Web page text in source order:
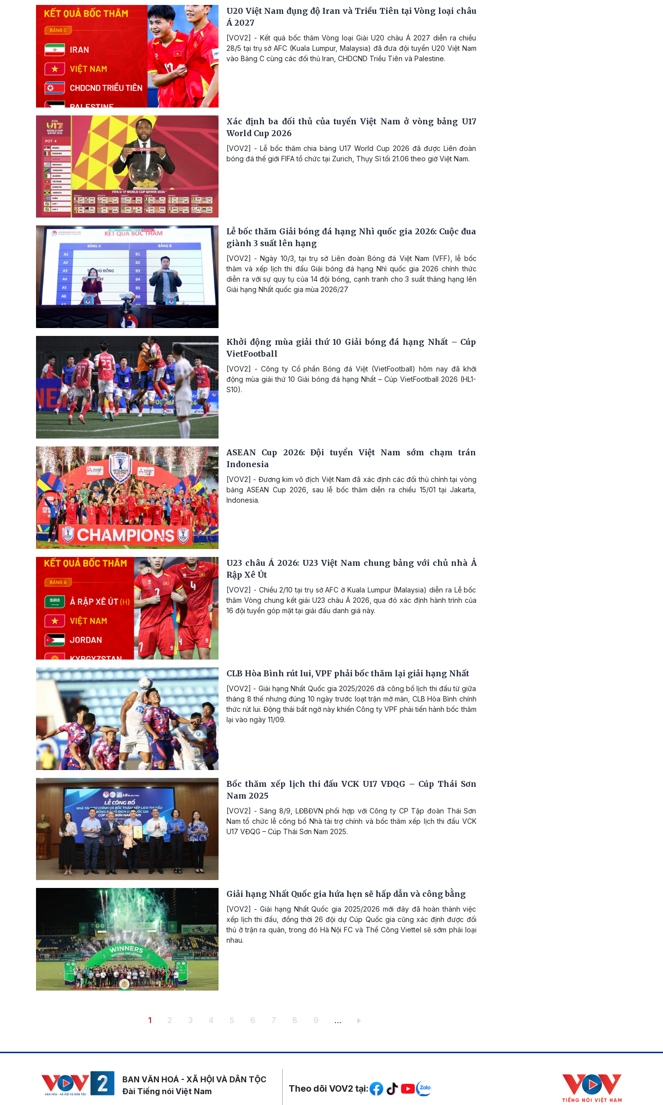
U20 Việt Nam đụng độ Iran và Triều Tiên tại Vòng loại châu
Á 2027
[VOV2] - Kết quả bốc thăm Vòng loại Giải U20 châu Á 2027 diễn ra chiều
28/5 tại trụ sở AFC (Kuala Lumpur, Malaysia) đã đưa đội tuyển U20 Việt Nam
vào Bảng C cùng các đối thủ Iran, CHDCND Triều Tiên và Palestine.
Xác định ba đối thủ của tuyển Việt Nam ở vòng bảng U17
World Cup 2026
[VOV2] - Lễ bốc thăm chia bảng U17 World Cup 2026 đã được Liên đoàn
bóng đá thế giới FIFA tổ chức tại Zurich, Thụy Sĩ tối 21.06 theo giờ Việt Nam.
Lễ bốc thăm Giải bóng đá hạng Nhì quốc gia 2026: Cuộc đua
giành 3 suất lên hạng
[VOV2] - Ngày 10/3, tại trụ sở Liên đoàn Bóng đá Việt Nam (VFF), lễ bốc
thăm và xếp lịch thi đấu Giải bóng đá hạng Nhì quốc gia 2026 chính thức
diễn ra với sự quy tụ của 14 đội bóng, cạnh tranh cho 3 suất thăng hạng lên
Giải hạng Nhất quốc gia mùa 2026/27
Khởi động mùa giải thứ 10 Giải bóng đá hạng Nhất – Cúp
VietFootball
[VOV2] - Công ty Cổ phần Bóng đá Việt (VietFootball) hôm nay đã khởi
động mùa giải thứ 10 Giải bóng đá hạng Nhất – Cúp VietFootball 2026 (HL1-
S10).
ASEAN Cup 2026: Đội tuyển Việt Nam sớm chạm trán
Indonesia
[VOV2] - Đương kim vô địch Việt Nam đã xác định các đối thủ chính tại vòng
bảng ASEAN Cup 2026, sau lễ bốc thăm diễn ra chiều 15/01 tại Jakarta,
Indonesia.
U23 châu Á 2026: U23 Việt Nam chung bảng với chủ nhà Ả
Rập Xê Út
[VOV2] - Chiều 2/10 tại trụ sở AFC ở Kuala Lumpur (Malaysia) diễn ra Lễ bốc
thăm Vòng chung kết giải U23 châu Á 2026, qua đó xác định hành trình của
16 đội tuyển góp mặt tại giải đấu danh giá này.
CLB Hòa Bình rút lui, VPF phải bốc thăm lại giải hạng Nhất
[VOV2] - Giải hạng Nhất Quốc gia 2025/2026 đã công bố lịch thi đấu từ giữa
tháng 8 thế nhưng đúng 10 ngày trước loạt trận mở màn, CLB Hòa Bình chính
thức rút lui. Động thái bất ngờ này khiến Công ty VPF phải tiến hành bốc thăm
lại vào ngày 11/09.
Bốc thăm xếp lịch thi đấu VCK U17 VĐQG – Cúp Thái Sơn
Nam 2025
[VOV2] - Sáng 8/9, LĐBĐVN phối hợp với Công ty CP Tập đoàn Thái Sơn
Nam tổ chức lễ công bố Nhà tài trợ chính và bốc thăm xếp lịch thi đấu VCK
U17 VĐQG – Cúp Thái Sơn Nam 2025.
Giải hạng Nhất Quốc gia hứa hẹn sẽ hấp dẫn và công bằng
[VOV2] - Giải hạng Nhất Quốc gia 2025/2026 mới đây đã hoàn thành việc
xếp lịch thi đấu, đồng thời 26 đội dự Cúp Quốc gia cũng xác định được đối
thủ ở trận ra quân, trong đó Hà Nội FC và Thể Công Viettel sẽ sớm phải loại
nhau.
Trang hiện thời
1 Trang
2 Trang
3 Trang
4 Trang
5 Trang
6 Trang
7 Trang
8 Trang
9 …
BAN VĂN HOÁ - XÃ HỘI VÀ DÂN TỘC
Đài Tiếng nói Việt Nam
Mạng xã hội
Theo dõi VOV2 tại: